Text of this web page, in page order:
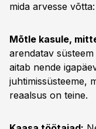
mida arvesse võtta:
Mõtle kasule,
arendatav
aitab nende
juhtimissüsteeme,
reaalsus on teine.